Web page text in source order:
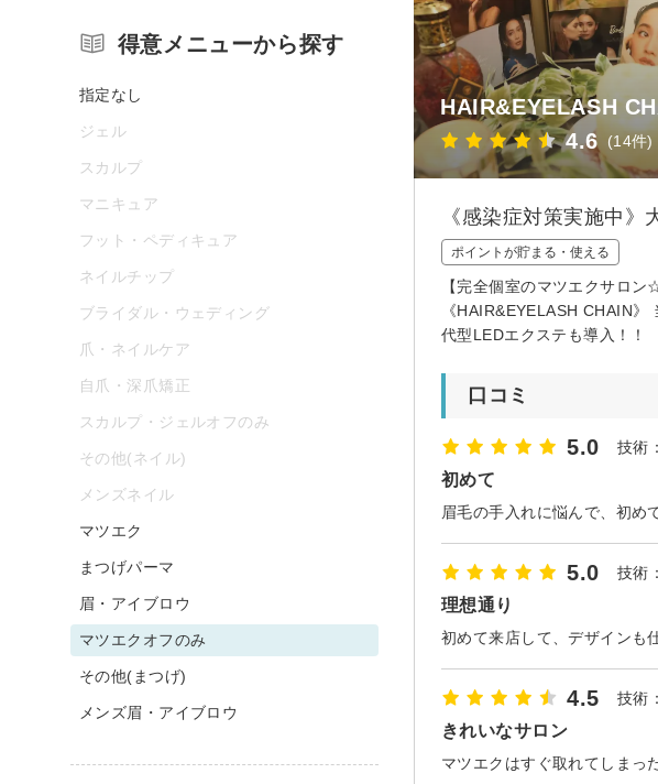
HAIR&EYELASH
4.6 (14件)
《感染症対策実施中
ポイントが貯まる・使える
【完全個室のマツエクサロ
《HAIR&EYELASH CHAIN
代型LEDエクステも導入！！
口コミ
5.0 技術
初めて
5.0 技術
理想通り
4.5 技術
きれいなサロン
得意メニューから探す
指定なし
ジェル
スカルプ
マニキュア
フット・ペディキュア
ネイルチップ
ブライダル・ウェディング
爪・ネイルケア
自爪・深爪矯正
スカルプ・ジェルオフのみ
その他(ネイル)
メンズネイル
マツエク
まつげパーマ
眉・アイブロウ
マツエクオフのみ
その他(まつげ)
メンズ眉・アイブロウ